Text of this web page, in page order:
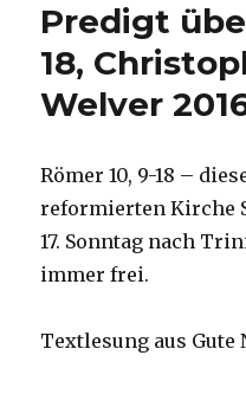
Predigt
18,
Welver
Römer 10, 9-18 –
reformierten Kirche
17. Sonntag nach
immer frei.
Textlesung aus Gute